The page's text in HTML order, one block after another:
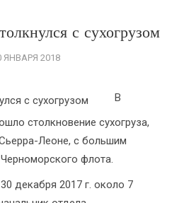
с сухогрузом
ЯНВАРЯ 2018
В
столкновение сухогруза,
Леоне, с большим
флота.
декабря 2017 г. около 7